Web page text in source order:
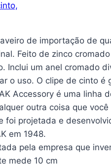
de importação de
Feito de zinco
Inclui um anel cromado
o uso. O clipe de cinto é
Accessory é uma linha
outra coisa que
foi projetada e
em 1948.
pela empresa que
mede 10 cm